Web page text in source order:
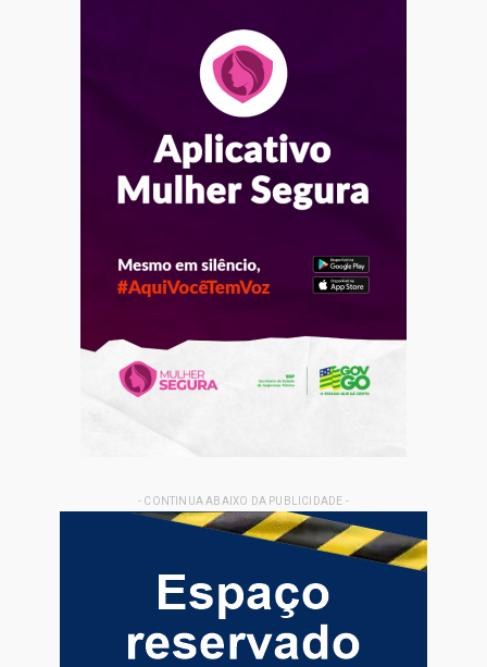
- CONTINUA ABAIXO DA PUBLICIDADE -